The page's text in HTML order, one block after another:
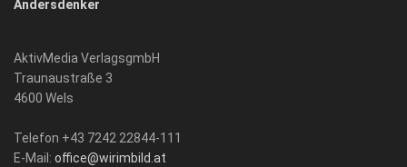
Andersdenker
AktivMedia VerlagsgmbH
Traunaustraße 3
4600 Wels
Telefon +43 7242 22844-111
E-Mail: office@wirimbild.at